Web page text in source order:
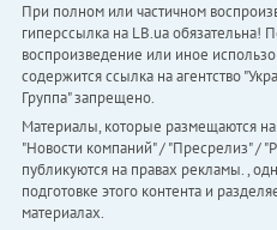
При полном или частичном
гиперссылка на LB.ua обязательна!
воспроизведение или иное
содержится ссылка на агентство
Группа" запрещено.
Материалы, которые размещаются
"Новости компаний" / "Пресрелиз" /
публикуются на правах рекламы. ,
подготовке этого контента и
материалах.